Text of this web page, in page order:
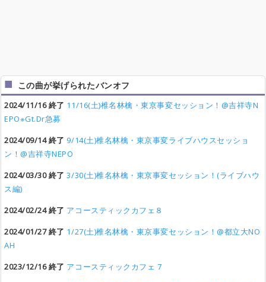
この曲が挙げられたバンオフ
2024/11/16 終了 11/16(土)椎名林檎・東京事変セッション！@吉祥寺N
EPO※Gt.Dr急募
2024/09/14 終了 9/14(土)椎名林檎・東京事変ライブハウスセッショ
ン！@吉祥寺NEPO
2024/03/30 終了 3/30(土)椎名林檎・東京事変セッション！(ライブハウ
ス編)
2024/02/24 終了 アコースティックカフェ８
2024/01/27 終了 1/27(土)椎名林檎・東京事変セッション！@都立大NO
AH
2023/12/16 終了 アコースティックカフェ 7